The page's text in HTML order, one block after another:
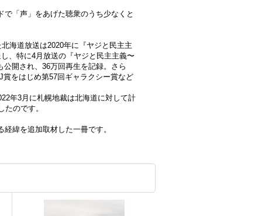
「声」をあげた聴衆のうち少なくと
海道放送は2020年に『ヤジと民主主
、特に4月放送の『ヤジと民主主義〜
開され、36万回再生を記録。さら
をはじめ第57回ギャラクシー賞など
年3月に札幌地裁は北海道に対して計
のです。
緯を追加取材した一冊です。